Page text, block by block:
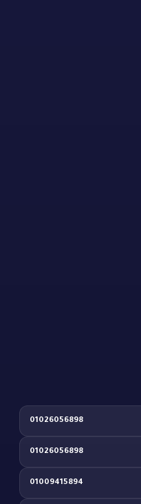
01026056898
01026056898
01009415894